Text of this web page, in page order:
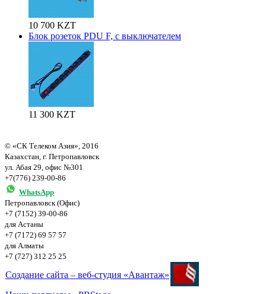
10 700 KZT
Блок розеток PDU F, с выключателем
11 300 KZT
© «СК Телеком Азия», 2016
Казахстан, г. Петропавловск
ул. Абая 29, офис №301
+7(776) 239-00-86
WhatsApp
Петропавловск (Офис)
+7 (7152) 39-00-86
для Астаны
+7 (7172) 69 57 57
для Алматы
+7 (727) 312 25 25
Создание сайта – веб-студия «Авантаж»